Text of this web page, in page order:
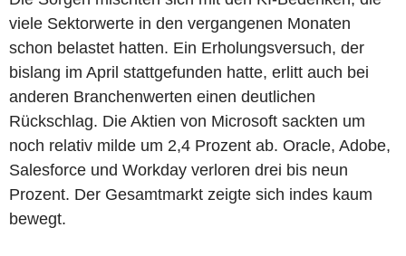
viele Sektorwerte in den vergangenen Monaten
schon belastet hatten. Ein Erholungsversuch, der
bislang im April stattgefunden hatte, erlitt auch bei
anderen Branchenwerten einen deutlichen
Rückschlag. Die Aktien von Microsoft sackten um
noch relativ milde um 2,4 Prozent ab. Oracle, Adobe,
Salesforce und Workday verloren drei bis neun
Prozent. Der Gesamtmarkt zeigte sich indes kaum
bewegt.